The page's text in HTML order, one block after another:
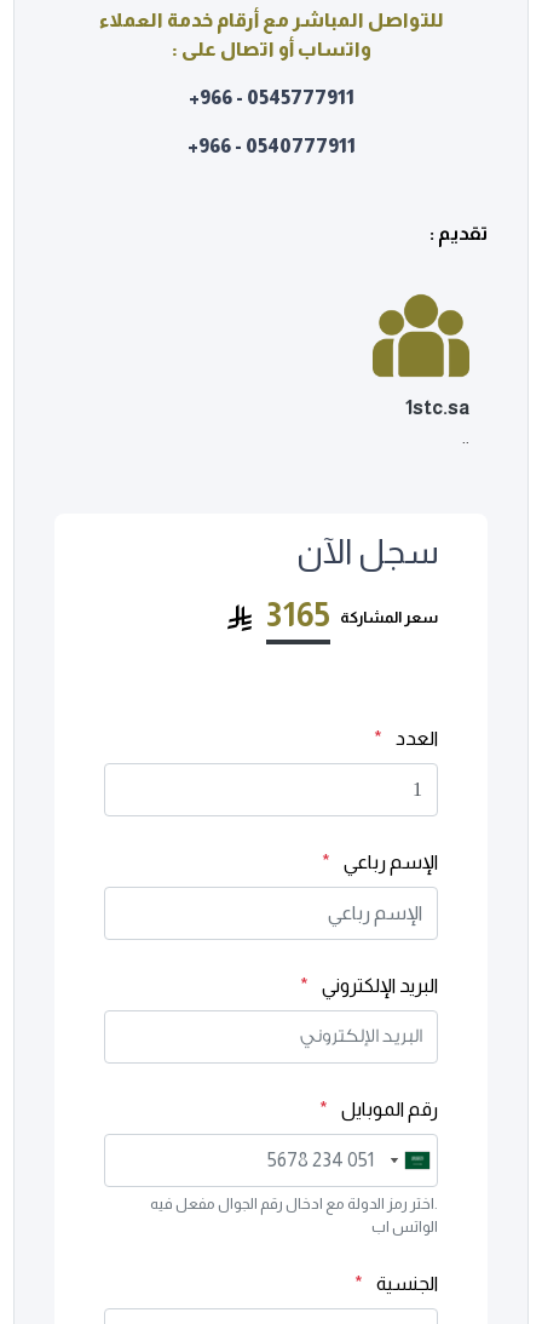
للتواصل المباشر مع أرقام خدمة العملاء
واتساب أو اتصال على :
0545777911 - 966+
0540777911 - 966+
تقديم :
1stc.sa
سجل الآن
سعر المشاركة 3165
العدد *
الإسم رباعي *
البريد الإلكتروني *
رقم الموبايل *
Saudi
Arabia
+966
Saudi
Arabia
+966
.اختر رمز الدولة مع ادخال رقم الجوال مفعل فيه
الواتس اب
الجنسية *